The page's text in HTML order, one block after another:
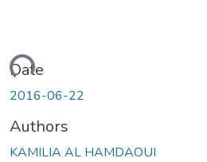
Date
2016-06-22
Authors
KAMILIA AL HAMDAOUI